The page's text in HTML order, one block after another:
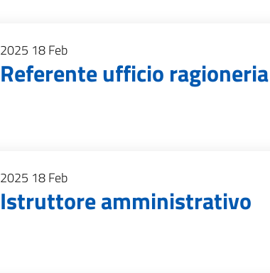
2025 18Feb
Referente ufficio ragioneria
2025 18Feb
Istruttore amministrativo